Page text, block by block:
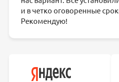
и в четко оговоренные
Рекомендую!